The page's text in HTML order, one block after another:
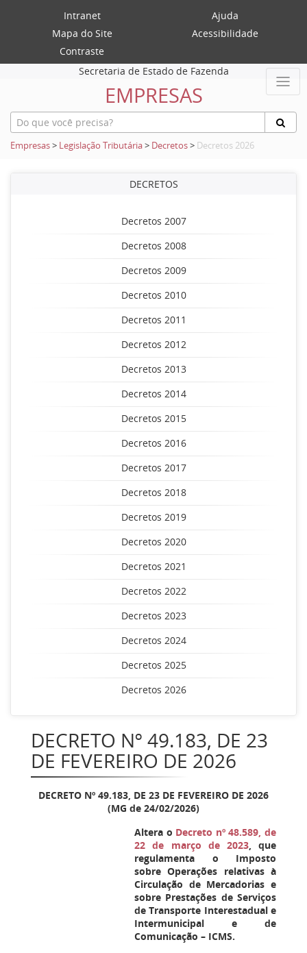
Intranet
Ajuda
Mapa do Site
Acessibilidade
Contraste
Secretaria de Estado de Fazenda
EMPRESAS
Empresas> Legislação Tributária> Decretos> Decretos 2026
DECRETOS
Decretos 2007
Decretos 2008
Decretos 2009
Decretos 2010
Decretos 2011
Decretos 2012
Decretos 2013
Decretos 2014
Decretos 2015
Decretos 2016
Decretos 2017
Decretos 2018
Decretos 2019
Decretos 2020
Decretos 2021
Decretos 2022
Decretos 2023
Decretos 2024
Decretos 2025
Decretos 2026
DECRETO Nº 49.183, DE 23
DE FEVEREIRO DE 2026
DECRETO Nº 49.183, DE 23 DE FEVEREIRO DE 2026
(MG de 24/02/2026)
Altera o Decreto nº 48.589, de
22 de março de 2023, que
regulamenta o Imposto
sobre Operações relativas à
Circulação de Mercadorias e
sobre Prestações de Serviços
de Transporte Interestadual e
Intermunicipal e de
Comunicação – ICMS.